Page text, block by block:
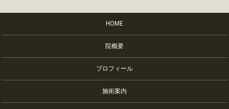
HOME
院概要
プロフィール
施術案内